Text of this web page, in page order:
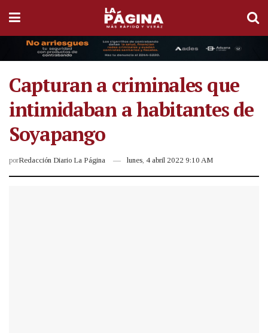
Capturan a criminales que
intimidaban a habitantes de
Soyapango
porRedacción Diario La Página lunes, 4 abril 2022 9:10 AM